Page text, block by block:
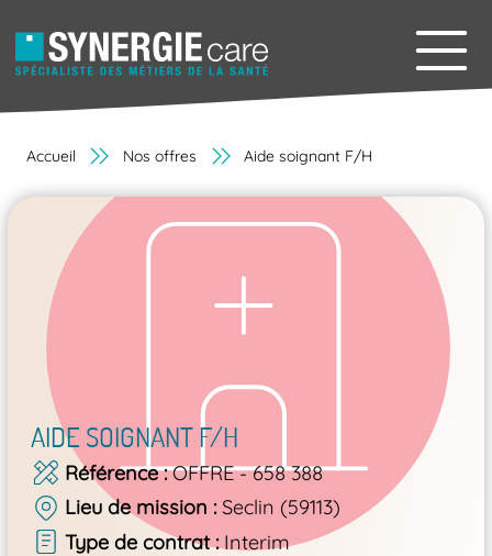
Accueil Nos offres Aide soignant F/H
AIDE SOIGNANT F/H
Référence OFFRE - 658 388
Lieu de mission
Seclin (59113)
Type de contrat Interim